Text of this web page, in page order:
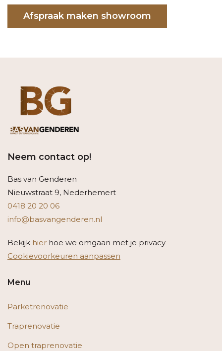
Afspraak maken showroom
Neem contact op!
Bas van Genderen
Nieuwstraat 9, Nederhemert
0418 20 20 06
info@basvangenderen.nl
Bekijk hier hoe we omgaan met je privacy
Cookievoorkeuren aanpassen
Menu
Parketrenovatie
Traprenovatie
Open traprenovatie